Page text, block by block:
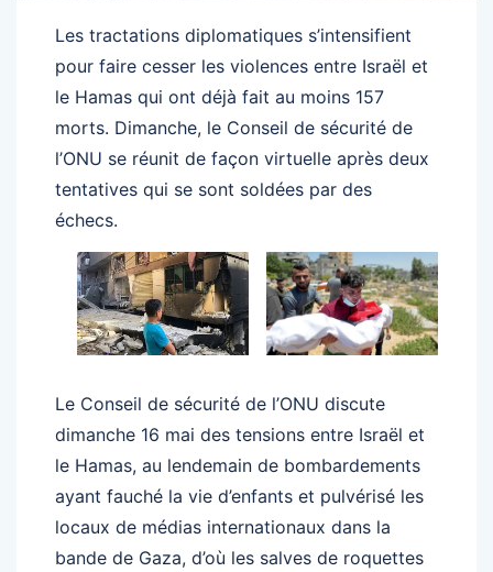
Les tractations diplomatiques s’intensifient
pour faire cesser les violences entre Israël et
le Hamas qui ont déjà fait au moins 157
morts. Dimanche, le Conseil de sécurité de
l’ONU se réunit de façon virtuelle après deux
tentatives qui se sont soldées par des
échecs.
Le Conseil de sécurité de l’ONU discute
dimanche 16 mai des tensions entre Israël et
le Hamas, au lendemain de bombardements
ayant fauché la vie d’enfants et pulvérisé les
locaux de médias internationaux dans la
bande de Gaza, d’où les salves de roquettes